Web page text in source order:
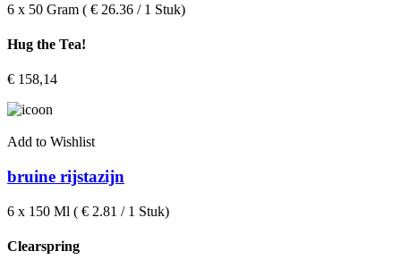
6 x 50 Gram ( € 26.36 / 1 Stuk)
Hug the Tea!
€ 158,14
Add to Wishlist
bruine rijstazijn
6 x 150 Ml ( € 2.81 / 1 Stuk)
Clearspring